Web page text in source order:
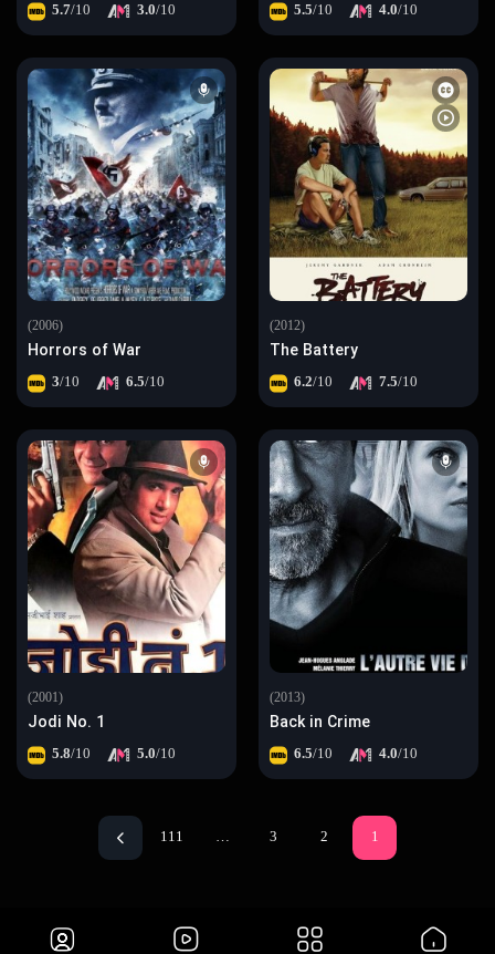
5.5/10 4.0/10
5.7/10 3.0/10
(2012)
The Battery
6.2/10 7.5/10
(2006)
Horrors of War
3/10 6.5/10
(2013)
Back in Crime
6.5/10 4.0/10
(2001)
Jodi No. 1
5.8/10 5.0/10
1
2
3
…
111